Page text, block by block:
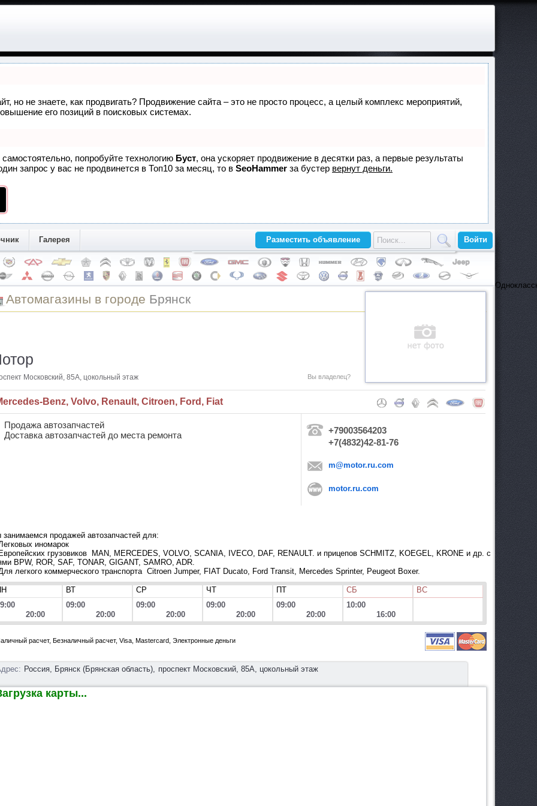
но не знаете, как продвигать? Продвижение сайта – это не просто процесс, а целый комплекс мероприятий,
его позиций в поисковых системах.
попробуйте технологию Буст, она ускоряет продвижение в десятки раз, а первые результаты
запрос у вас не продвинется в Топ10 за месяц, то в SeoHammer за бустер вернут деньги.
Разместить объявление Войти
Галерея
Автомагазины в городе Брянск
Вы владелец?
Московский, 85А, цокольный этаж
Benz, Volvo, Renault, Citroen, Ford, Fiat
+79003564203
+7(4832)42-81-76
m@motor.ru.com
motor.ru.com
Продажа автозапчастей
Доставка автозапчастей до места ремонта
продажей автозапчастей для:
иномарок
грузовиков MAN, MERCEDES, VOLVO, SCANIA, IVECO, DAF, RENAULT. и прицепов SCHMITZ, KOEGEL, KRONE и др. с
BPW, ROR, SAF, TONAR, GIGANT, SAMRO, ADR.
легкого коммерческого транспорта Citroen Jumper, FIAT Ducato, Ford Transit, Mercedes Sprinter, Peugeot Boxer.
ВТ СР ЧТ ПТ СБ
ВС
20:00
09:00
20:00
09:00
20:00
09:00
20:00
09:00
20:00
10:00
16:00
расчет, Безналичный расчет, Visa, Mastercard, Электронные деньги
Россия, Брянск (Брянская область), проспект Московский, 85А, цокольный этаж
карты...